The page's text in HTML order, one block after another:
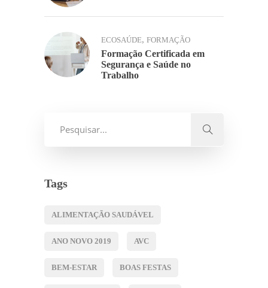
ECOSAÚDE, FORMAÇÃO
Formação Certificada em
Segurança e Saúde no
Trabalho
Tags
ALIMENTAÇÃO SAUDÁVEL
ANO NOVO 2019 AVC
BEM-ESTAR BOAS FESTAS